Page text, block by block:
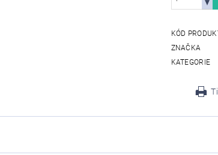
KÓD
ZNAČKA
KATEGORIE